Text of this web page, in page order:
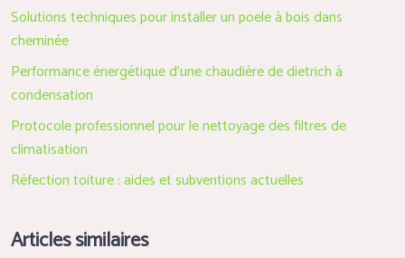
Solutions techniques pour installer un poele à bois dans
cheminée
Performance énergétique d’une chaudière de dietrich à
condensation
Protocole professionnel pour le nettoyage des filtres de
climatisation
Réfection toiture : aides et subventions actuelles
Articles similaires